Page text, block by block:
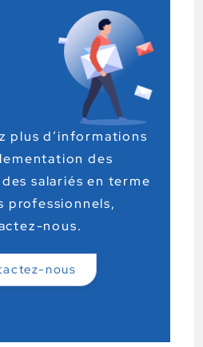
plus d’informations
des
salariés en terme
professionnels,
nous.
nous